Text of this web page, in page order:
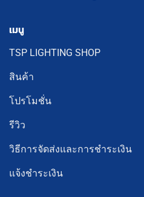
เมนู
TSP LIGHTING SHOP
สินค้า
โปรโมชั่น
รีวิว
วิธีการจัดส่งและการชำระเงิน
แจ้งชำระเงิน